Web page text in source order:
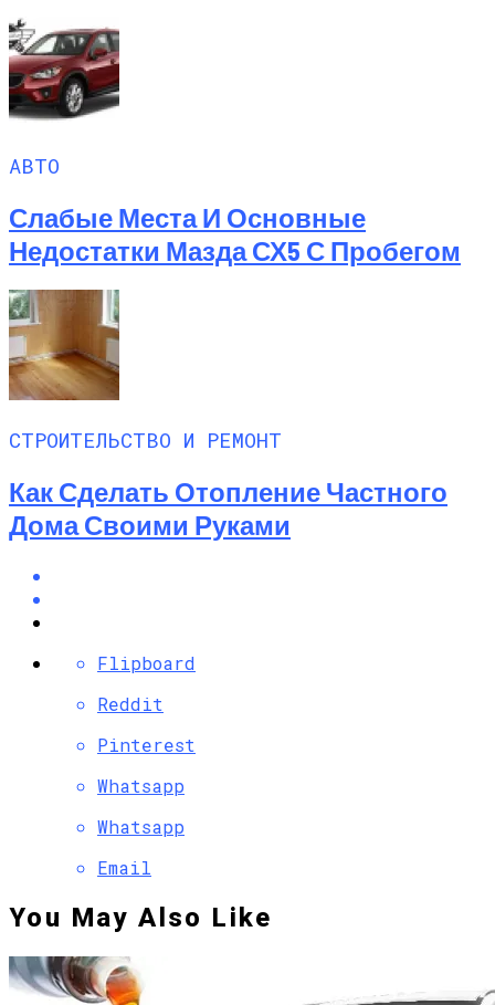
АВТО
Слабые Места И Основные
Недостатки Мазда СХ5 С Пробегом
СТРОИТЕЛЬСТВО И РЕМОНТ
Как Сделать Отопление Частного
Дома Своими Руками
Flipboard
Reddit
Pinterest
Whatsapp
Whatsapp
Email
You May Also Like